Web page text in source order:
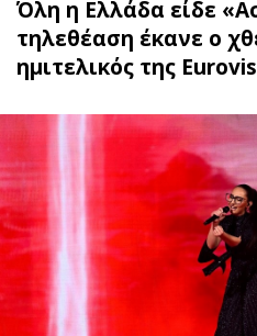
Όλη η Ελλάδα είδε
τηλεθέαση έκανε ο
ημιτελικός της